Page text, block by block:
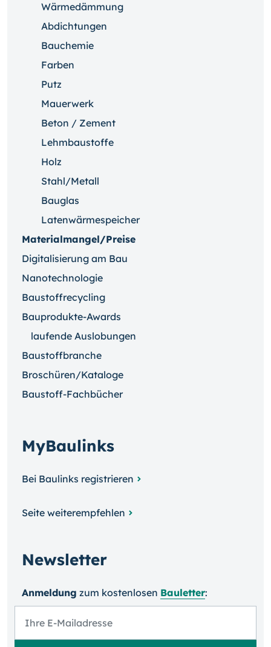
Wärmedämmung
Abdichtungen
Bauchemie
Farben
Putz
Mauerwerk
Beton / Zement
Lehmbaustoffe
Holz
Stahl/Metall
Bauglas
Latenwärmespeicher
Materialmangel/Preise
Digitalisierung am Bau
Nanotechnologie
Baustoffrecycling
Bauprodukte-Awards
laufende Auslobungen
Baustoffbranche
Broschüren/Kataloge
Baustoff-Fachbücher
MyBaulinks
Bei Baulinks registrieren
Seite weiterempfehlen
Newsletter
Anmeldung zum kosten­losen Bauletter: